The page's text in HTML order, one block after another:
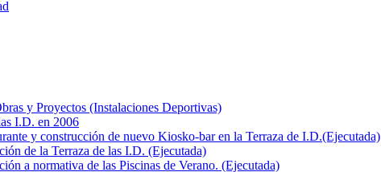
y Proyectos (Instalaciones Deportivas)
I.D. en 2006
y construcción de nuevo Kiosko-bar en la Terraza de I.D.(Ejecutada)
de la Terraza de las I.D. (Ejecutada)
a normativa de las Piscinas de Verano. (Ejecutada)